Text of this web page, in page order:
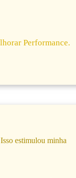
Performance.
estimulou minha